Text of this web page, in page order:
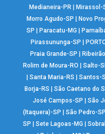
Medianeira-PR
Mirassol-
Morro Agudo-SP
Novo
SP
Paracatu-MG
Pirassununga-SP
Praia Grande-SP
Rolim de Moura-RO
Salto-
|Santa Maria-RS |Santos-
Borja-RS
|São Caetano do
José Campos-SP
|São
(Itaquera)-SP
|São Pedro-SP
SP
|Sete Lagoas-MG |